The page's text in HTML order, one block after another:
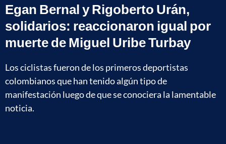
Egan Bernal y Rigoberto Urán,
solidarios: reaccionaron igual por
muerte de Miguel Uribe Turbay
Los ciclistas fueron de los primeros deportistas
colombianos que han tenido algún tipo de
manifestación luego de que se conociera la lamentable
noticia.